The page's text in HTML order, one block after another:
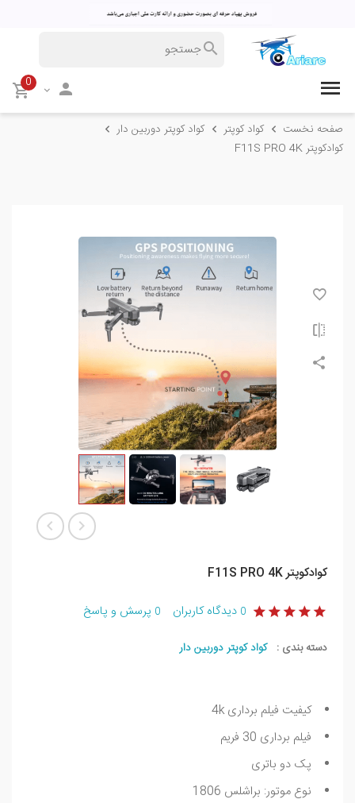
0
صفحه نخست کواد کوپتر
کواد کوپتر دوربین دار
کوادکوپتر F11S PRO 4K
کوادکوپتر F11S PRO 4K
0 دیدگاه کاربران 0 پرسش و پاسخ
دسته بندی : کواد کوپتر دوربین دار
کیفیت فیلم برداری 4k
فیلم برداری 30 فریم
پک دو باتری
نوع موتور: براشلس 1806